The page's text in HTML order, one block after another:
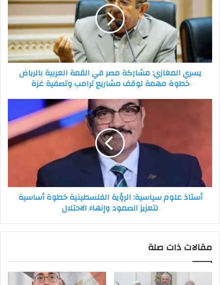
في
القمة
خطوة
مهمةيسري المغازي: مشاركة مصر في القمة العربية بالرياض
خطوة مهمة لوقف مشاريع ترامب وتصفية غزة
أساسية
الصمود
وإنهاءأستاذ علوم سياسية: الرؤية الفلسطينية خطوة أساسية
لتعزيز الصمود وإنهاء الاحتلال
مقالات ذات صلة